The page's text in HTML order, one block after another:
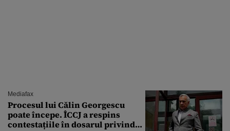
Mediafax
Procesul lui Călin Georgescu
poate începe. ÎCCJ a respins
contestațiile în dosarul privind